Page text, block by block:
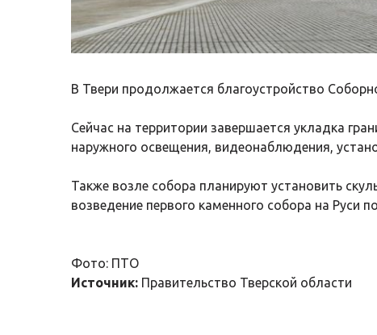
В Твери продолжается благоустройство
Сейчас на территории завершается укладка
наружного освещения, видеонаблюдения,
Также возле собора планируют установить
возведение первого каменного собора на Руси
Фото: ПТО
Источник: Правительство Тверской области